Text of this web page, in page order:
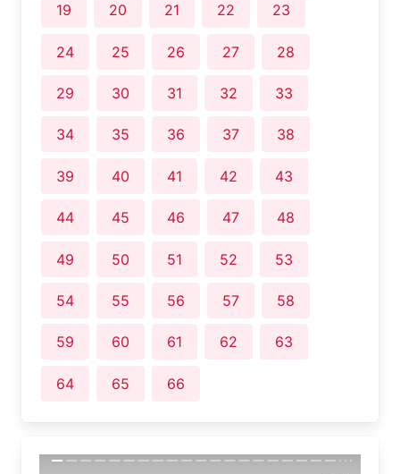
19 20 21 22 23
24 25 26 27 28
29 30 31 32 33
34 35 36 37 38
39 40 41 42 43
44 45 46 47 48
49 50 51 52 53
54 55 56 57 58
59 60 61 62 63
64 65 66